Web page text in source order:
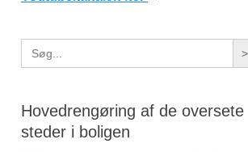
Search
for:
Hovedrengøring af de oversete
steder i boligen